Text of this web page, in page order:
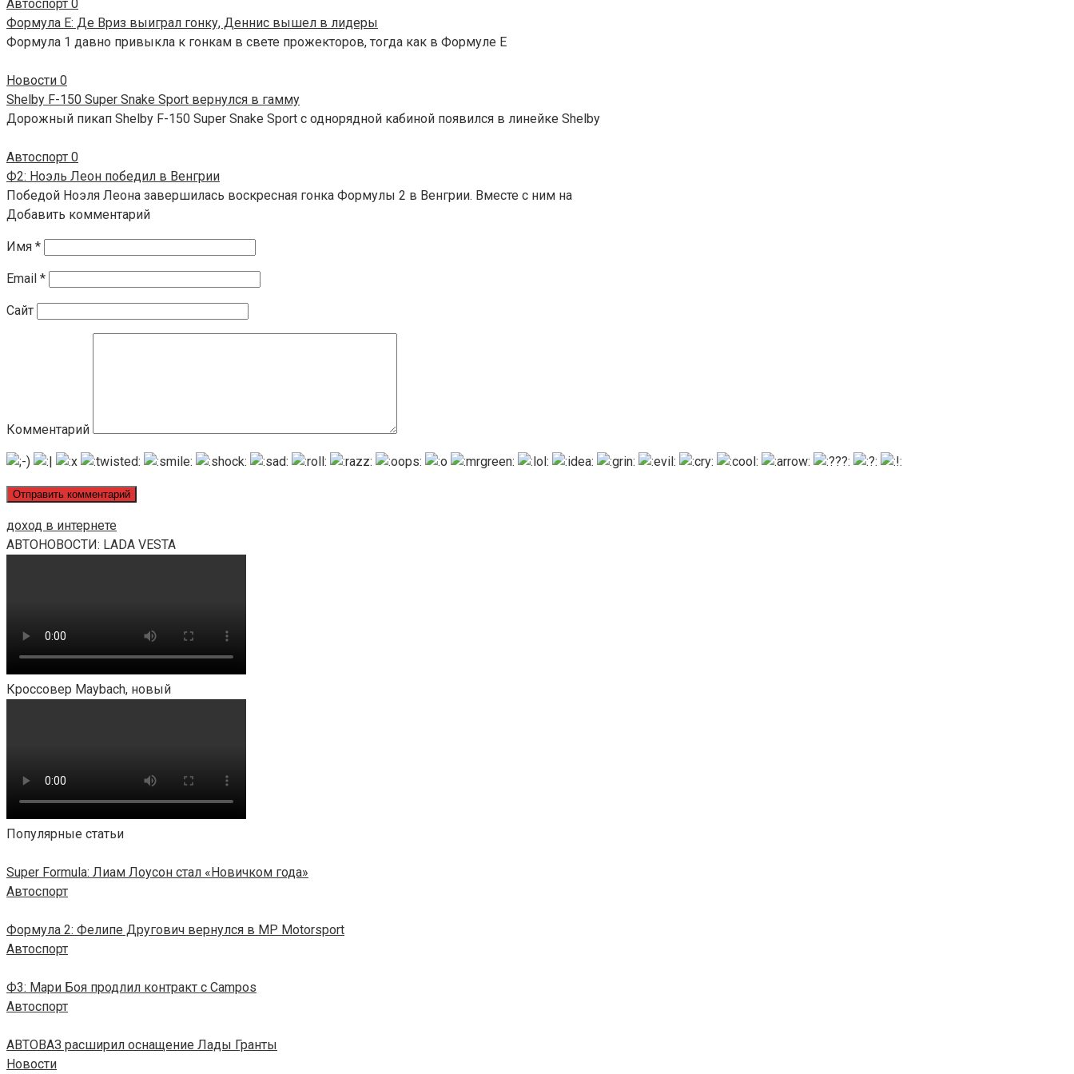
Автоспорт 0
Формула E: Де Вриз выиграл гонку, Деннис вышел в лидеры
Формула 1 давно привыкла к гонкам в свете прожекторов, тогда как в Формуле E
Новости 0
Shelby F-150 Super Snake Sport вернулся в гамму
Дорожный пикап Shelby F-150 Super Snake Sport с однорядной кабиной появился в линейке Shelby
Автоспорт 0
Ф2: Ноэль Леон победил в Венгрии
Победой Ноэля Леона завершилась воскресная гонка Формулы 2 в Венгрии. Вместе с ним на
Добавить комментарий
Имя *
Email *
Сайт
Комментарий
доход в интернете
АВТОНОВОСТИ: LADA VESTA
Кроссовер Maybach, новый
Популярные статьи
Super Formula: Лиам Лоусон стал «Новичком года»
Автоспорт
Формула 2: Фелипе Другович вернулся в MP Motorsport
Автоспорт
Ф3: Мари Боя продлил контракт с Campos
Автоспорт
АВТОВАЗ расширил оснащение Лады Гранты
Новости